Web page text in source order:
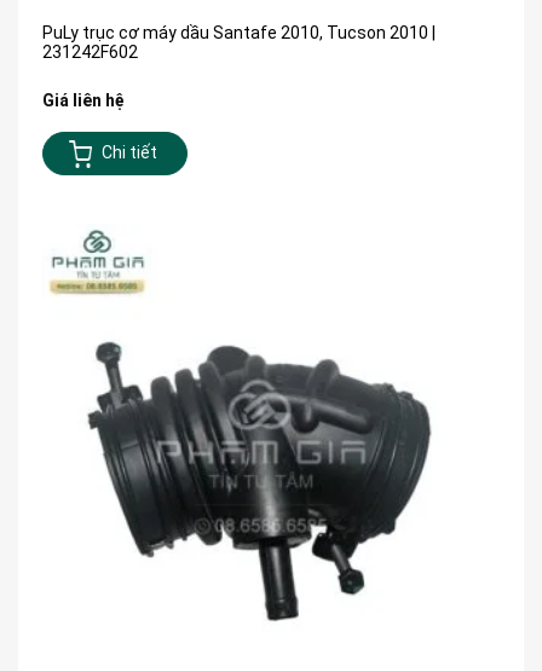
PuLy trục cơ máy dầu Santafe 2010, Tucson 2010 |
231242F602
Giá liên hệ
Chi tiết